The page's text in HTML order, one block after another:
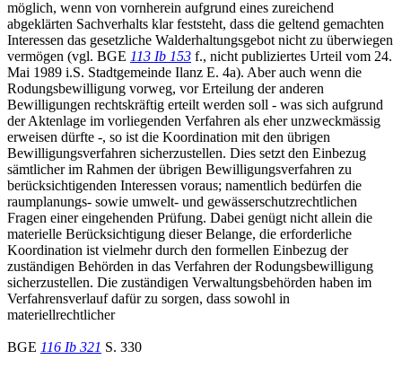
möglich, wenn von vornherein aufgrund eines zureichend
abgeklärten Sachverhalts klar feststeht, dass die geltend gemachten
Interessen das gesetzliche Walderhaltungsgebot nicht zu überwiegen
vermögen (vgl. BGE 113 Ib 153 f., nicht publiziertes Urteil vom 24.
Mai 1989 i.S. Stadtgemeinde Ilanz E. 4a). Aber auch wenn die
Rodungsbewilligung vorweg, vor Erteilung der anderen
Bewilligungen rechtskräftig erteilt werden soll - was sich aufgrund
der Aktenlage im vorliegenden Verfahren als eher unzweckmässig
erweisen dürfte -, so ist die Koordination mit den übrigen
Bewilligungsverfahren sicherzustellen. Dies setzt den Einbezug
sämtlicher im Rahmen der übrigen Bewilligungsverfahren zu
berücksichtigenden Interessen voraus; namentlich bedürfen die
raumplanungs- sowie umwelt- und gewässerschutzrechtlichen
Fragen einer eingehenden Prüfung. Dabei genügt nicht allein die
materielle Berücksichtigung dieser Belange, die erforderliche
Koordination ist vielmehr durch den formellen Einbezug der
zuständigen Behörden in das Verfahren der Rodungsbewilligung
sicherzustellen. Die zuständigen Verwaltungsbehörden haben im
Verfahrensverlauf dafür zu sorgen, dass sowohl in
materiellrechtlicher
BGE 116 Ib 321 S. 330